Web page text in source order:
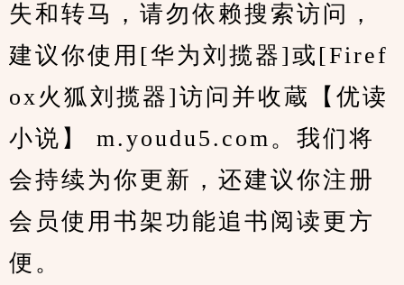
失和转马，请勿依赖搜索访问，
建议你使用[华为刘揽器]或[Firef
ox火狐刘揽器]访问并收蔵【优读
小说】 m.youdu5.com。我们将
会持续为你更新，还建议你注册
会员使用书架功能追书阅读更方
便。